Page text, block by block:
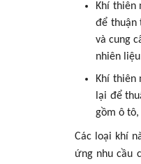
Khí thiên
để thuận
và cung
nhiên
Khí thiên
lại để
gồm ô tô,
Các loại khí
ứng nhu cầu